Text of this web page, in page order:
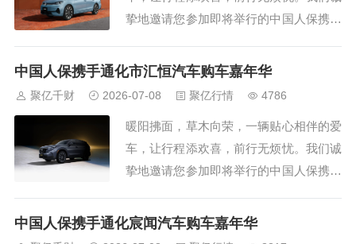
挚地邀请您参加即将举行的中国人保携手
动。在这里，您将领略到不一样的参观体
进入本次车展直播间。无需再为赶赴车展
现场而奔波劳...
中国人保携手通化市汇恒汽车购车嘉年华
聚亿千财 2026-07-08 聚亿行情 4786
暖阳拂面，草木向荣，一辆贴心相伴的爱
车，让行程添欢喜，前行无烦忧。我们诚
挚地邀请您参加即将举行的中国人保携手
活动。在这里，您将领略到不一样的参观
中国人保携手通化宸闻汽车购车嘉年华